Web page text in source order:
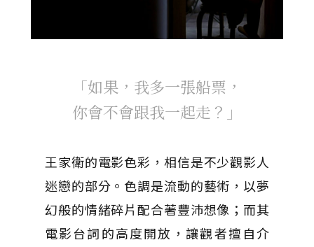
「如果，我多一張船票，
你會不會跟我一起走？」
王家衛的電影色彩，相信是不少觀影人
迷戀的部分。色調是流動的藝術，以夢
幻般的情緒碎片配合著豐沛想像；而其
電影台詞的高度開放，讓觀者擅自介